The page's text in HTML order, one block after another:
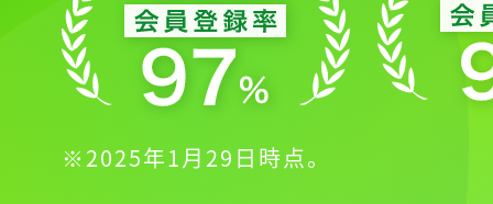
※2025年1月29日時点。